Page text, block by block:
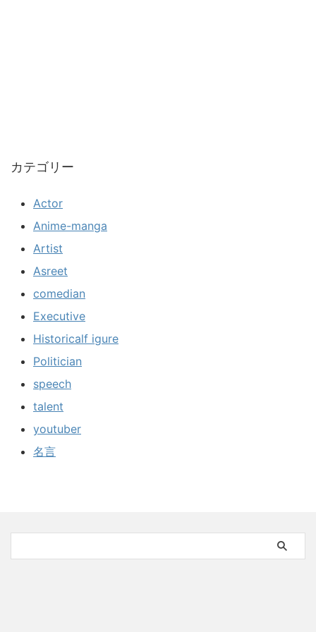
カテゴリー
Actor
Anime-manga
Artist
Asreet
comedian
Executive
Historicalf igure
Politician
speech
talent
youtuber
名言